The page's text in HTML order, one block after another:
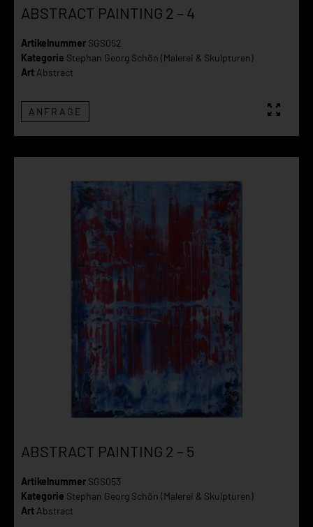
ABSTRACT PAINTING 2 – 4
Artikelnummer SGS052
Kategorie Stephan Georg Schön (Malerei & Skulpturen)
Art Abstract
ANFRAGE
ABSTRACT PAINTING 2 – 5
Artikelnummer SGS053
Kategorie Stephan Georg Schön (Malerei & Skulpturen)
Art Abstract